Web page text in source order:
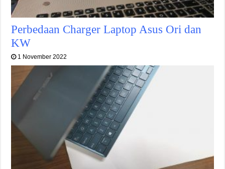
Perbedaan Charger Laptop Asus Ori dan
KW
1 November 2022